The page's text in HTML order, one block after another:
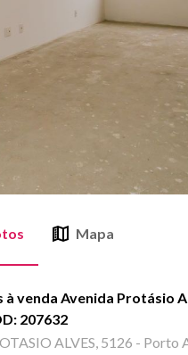
Mapa
venda Avenida Protásio
207632
ALVES, 5126 - Porto